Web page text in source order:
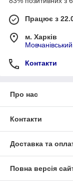
Працює з
м. Харків
Контакти
Про нас
Контакти
Доставка та
Повна версія